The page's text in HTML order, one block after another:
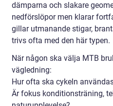
dämparna och slakare
nedförslöpor men klarar
gillar utmanande stigar,
trivs ofta med den här typen.
När någon ska välja MTB
vägledning:
Hur ofta ska cykeln
Är fokus konditionsträning,